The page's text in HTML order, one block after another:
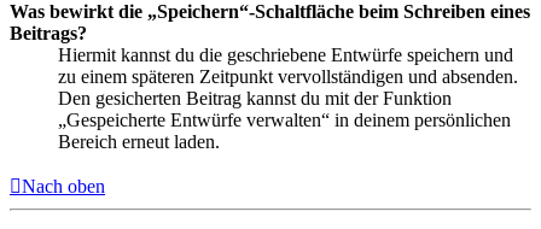
Was bewirkt die „Speichern“-Schaltfläche beim Schreiben eines
Beitrags?
Hiermit kannst du die geschriebene Entwürfe speichern und
zu einem späteren Zeitpunkt vervollständigen und absenden.
Den gesicherten Beitrag kannst du mit der Funktion
„Gespeicherte Entwürfe verwalten“ in deinem persönlichen
Bereich erneut laden.
Nach oben